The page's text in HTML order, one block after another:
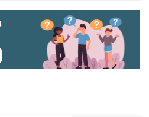
się w nowej karcie